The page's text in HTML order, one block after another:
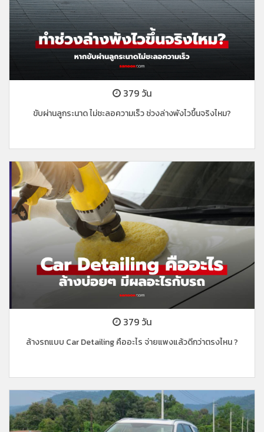
379 วัน
ขับผ่านลูกระนาด ไม่ชะลอความเร็ว ช่วงล่างพังไวขึ้นจริงไหม?
379 วัน
ล้างรถแบบ Car Detailing คืออะไร จ่ายแพงแล้วดีกว่าตรงไหน ?